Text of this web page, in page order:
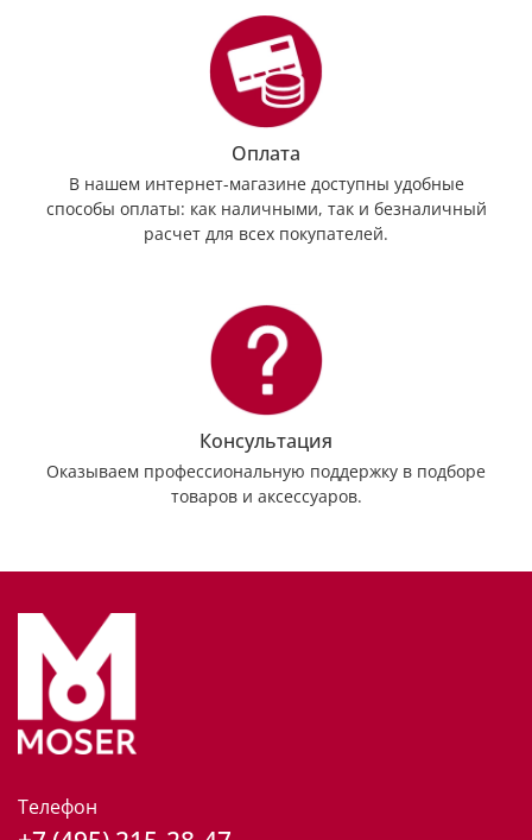
Оплата
В нашем интернет-магазине доступны удобные
способы оплаты: как наличными, так и безналичный
расчет для всех покупателей.
Консультация
Оказываем профессиональную поддержку в подборе
товаров и аксессуаров.
Телефон